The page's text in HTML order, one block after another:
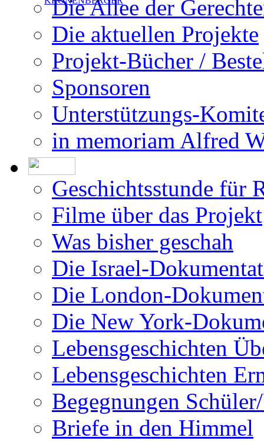
Die Allee der
Die aktuellen Projekte
Projekt-Bücher /
Sponsoren
Unterstützungs-
in memoriam Alfred
Geschichtsstunde für
Filme über das Projekt
Was bisher geschah
Die Israel-
Die London-
Die New York-
Lebensgeschichten
Lebensgeschichten
Begegnungen
Briefe in den Himmel